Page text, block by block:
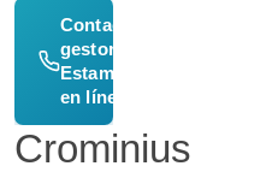
Contactar
gestor —
Estamos
en línea
Crominius